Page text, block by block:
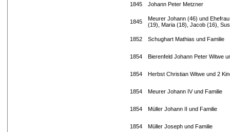
1845 Johann Peter Metzner
1845
Meurer Johann (46) und
(19), Maria (18), Jacob (16),
1852 Schughart Mathias und Familie
1854 Bierenfeld Johann Peter Witwe
1854 Herbst Christian Witwe und 2
1854 Meurer Johann IV und Familie
1854 Müller Johann II und Familie
1854 Müller Joseph und Familie